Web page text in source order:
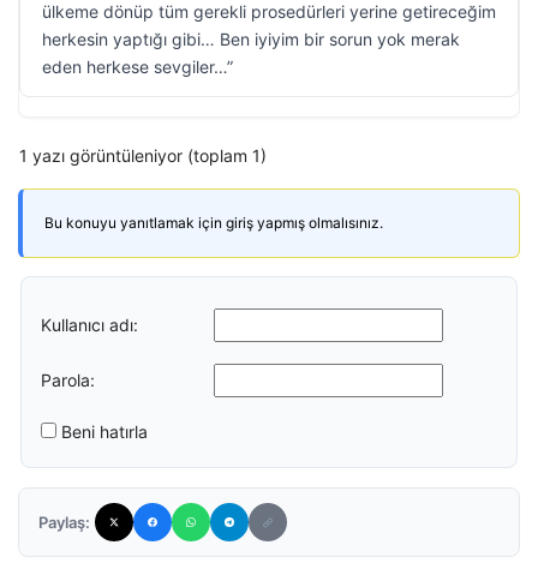
ülkeme dönüp tüm gerekli prosedürleri yerine getireceğim
herkesin yaptığı gibi… Ben iyiyim bir sorun yok merak
eden herkese sevgiler…”
1 yazı görüntüleniyor (toplam 1)
Bu konuyu yanıtlamak için giriş yapmış olmalısınız.
Kullanıcı adı:
Parola:
Beni hatırla
Paylaş: